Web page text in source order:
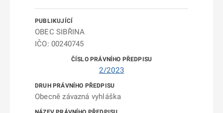
OBEC SIBŘINA
IČO: 00240745
2/2023
Obecně závazná vyhláška